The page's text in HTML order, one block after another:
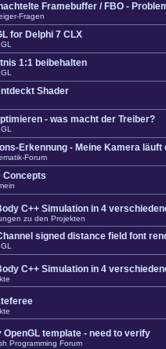
Framebuffer / FBO -
Fragen
for Delphi 7 CLX
1:1 beibehalten
Shader
- was macht der Treiber?
Erkennung - Meine Kamera läuft
Forum
Concepts
C++ Simulation in 4
zu den Projekten
signed distance field font
C++ Simulation in 4
OpenGL template - need to verify
Programming Forum